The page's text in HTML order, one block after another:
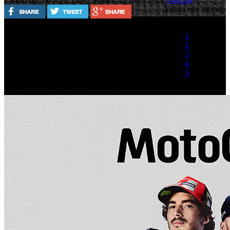
Valora este artículo
1
2
3
4
5